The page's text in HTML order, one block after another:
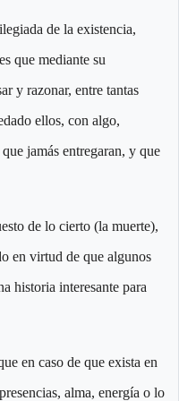
de la existencia,
que mediante su
y razonar, entre tantas
ellos, con algo,
jamás entregaran, y que
de lo cierto (la muerte),
en virtud de que algunos
historia interesante para
en caso de que exista en
alma, energía o lo